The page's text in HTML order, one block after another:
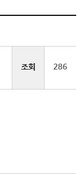
조회 286